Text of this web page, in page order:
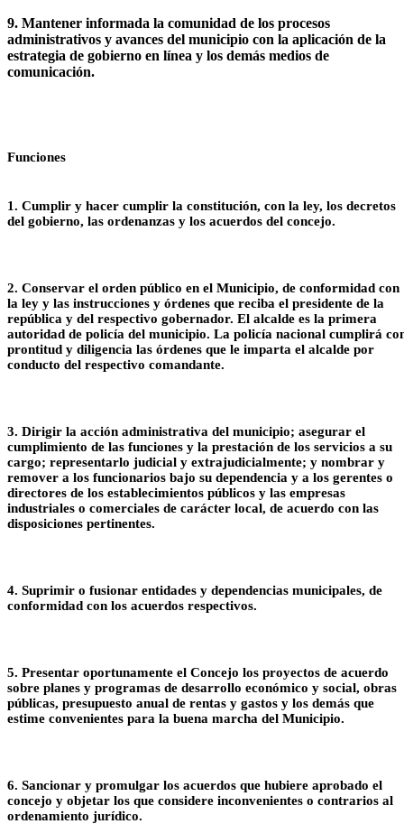
9. Mantener informada la comunidad de los procesos
administrativos y avances del municipio con la aplicación de la
estrategia de gobierno en línea y los demás medios de
comunicación.​
Funciones
1. Cumplir y hacer cumplir la constitución, con la ley, los decretos
del gobierno, las ordenanzas y los acuerdos del concejo.
2. Conservar el orden público en el Municipio, de conformidad con
la ley y las instrucciones y órdenes que reciba el presidente de la
república y del respectivo gobernador. El alcalde es la primera
autoridad de policía del municipio. La policía nacional cumplirá
prontitud y diligencia las órdenes que le imparta el alcalde por
conducto del respectivo comandante.
3. Dirigir la acción administrativa del municipio; asegurar el
cumplimiento de las funciones y la prestación de los servicios a su
cargo; representarlo judicial y extrajudicialmente; y nombrar y
remover a los funcionarios bajo su dependencia y a los geren​tes o
directores de los establecimientos públicos y las empresas
industriales o comerciales de carácter local, de acuerdo con las
disposiciones pertinentes.
4. Suprimir o fusionar entidades y dependencias municipales, de
conformidad con los acuerdos respectivos.
5. Presentar oportunamente el Concejo los proyectos de acuerdo
sobre planes y programas de desarrollo económico y social, obras
públicas, presupuesto anual de rentas y gastos y los demás que
estime convenientes para la buena marcha del Municipio.
6. Sancionar y promulgar los acuerdos que hubiere aprobado el
concejo y objetar los que considere inconvenientes o contrarios al
ordenamiento jurídico.